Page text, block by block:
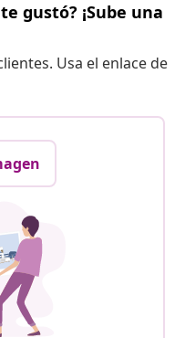
gustó? ¡Sube una
Usa el enlace de